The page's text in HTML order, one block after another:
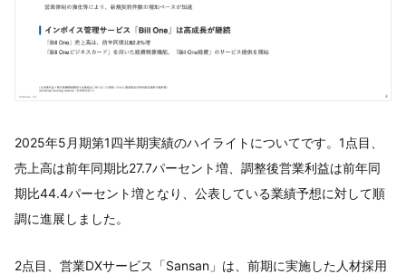
2025年5月期第1四半期実績のハイライトについてです。1点目、
売上高は前年同期比27.7パーセント増、調整後営業利益は前年同
期比44.4パーセント増となり、公表している業績予想に対して順
調に進展しました。
2点目、営業DXサービス「Sansan」は、前期に実施した人材採用